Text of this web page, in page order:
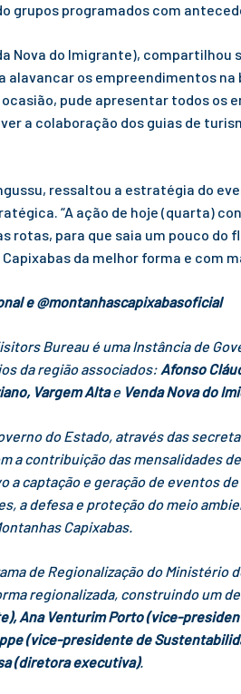
grupos programados com
Nova do Imigrante),
os empreendimentos
pude apresentar todos
a colaboração dos guias de
ressaltou a estratégia do
“A ação de hoje (quarta)
rotas, para que saia um pouco do
Capixabas da melhor forma e com
e @montanhascapixabasoficial
Bureau é uma Instância de
da região associados: Afonso
Vargem Altae Venda Nova do
do Estado, através das
a contribuição das mensalidades
a captação e geração de eventos
a defesa e proteção do meio
Capixabas.
de Regionalização do Ministério
regionalizada, construindo um
Ana Venturim Porto (vice-
(vice-presidente de
(diretora executiva).